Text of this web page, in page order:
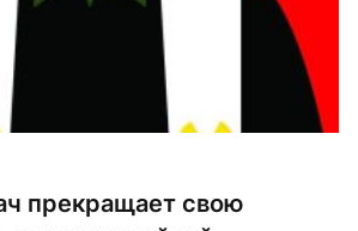
прекращает свою